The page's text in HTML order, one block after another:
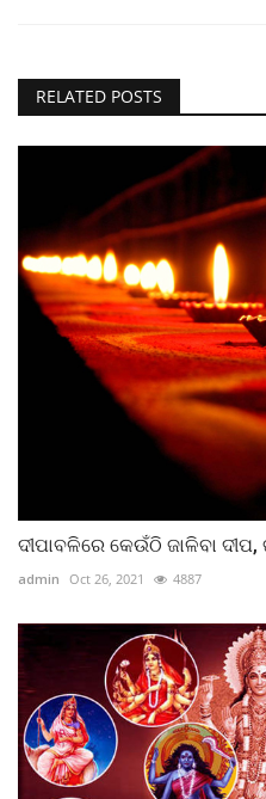
English ଓଡିଆ Hindi
RELATED POSTS
ଦୀପାବଳିରେ କେଉଁଠି ଜାଳିବା
admin Oct 26, 2021 4887